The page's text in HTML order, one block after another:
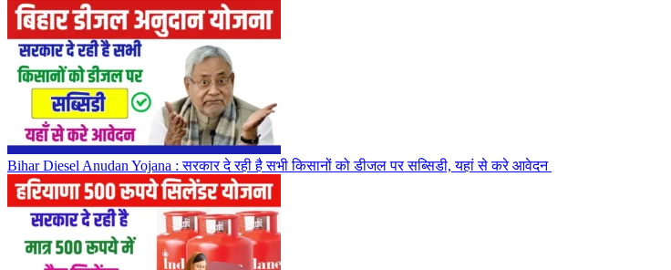
Bihar Diesel Anudan Yojana : सरकार दे रही है सभी किसानों को डीजल पर सब्सिडी, यहां से करे आवेदन